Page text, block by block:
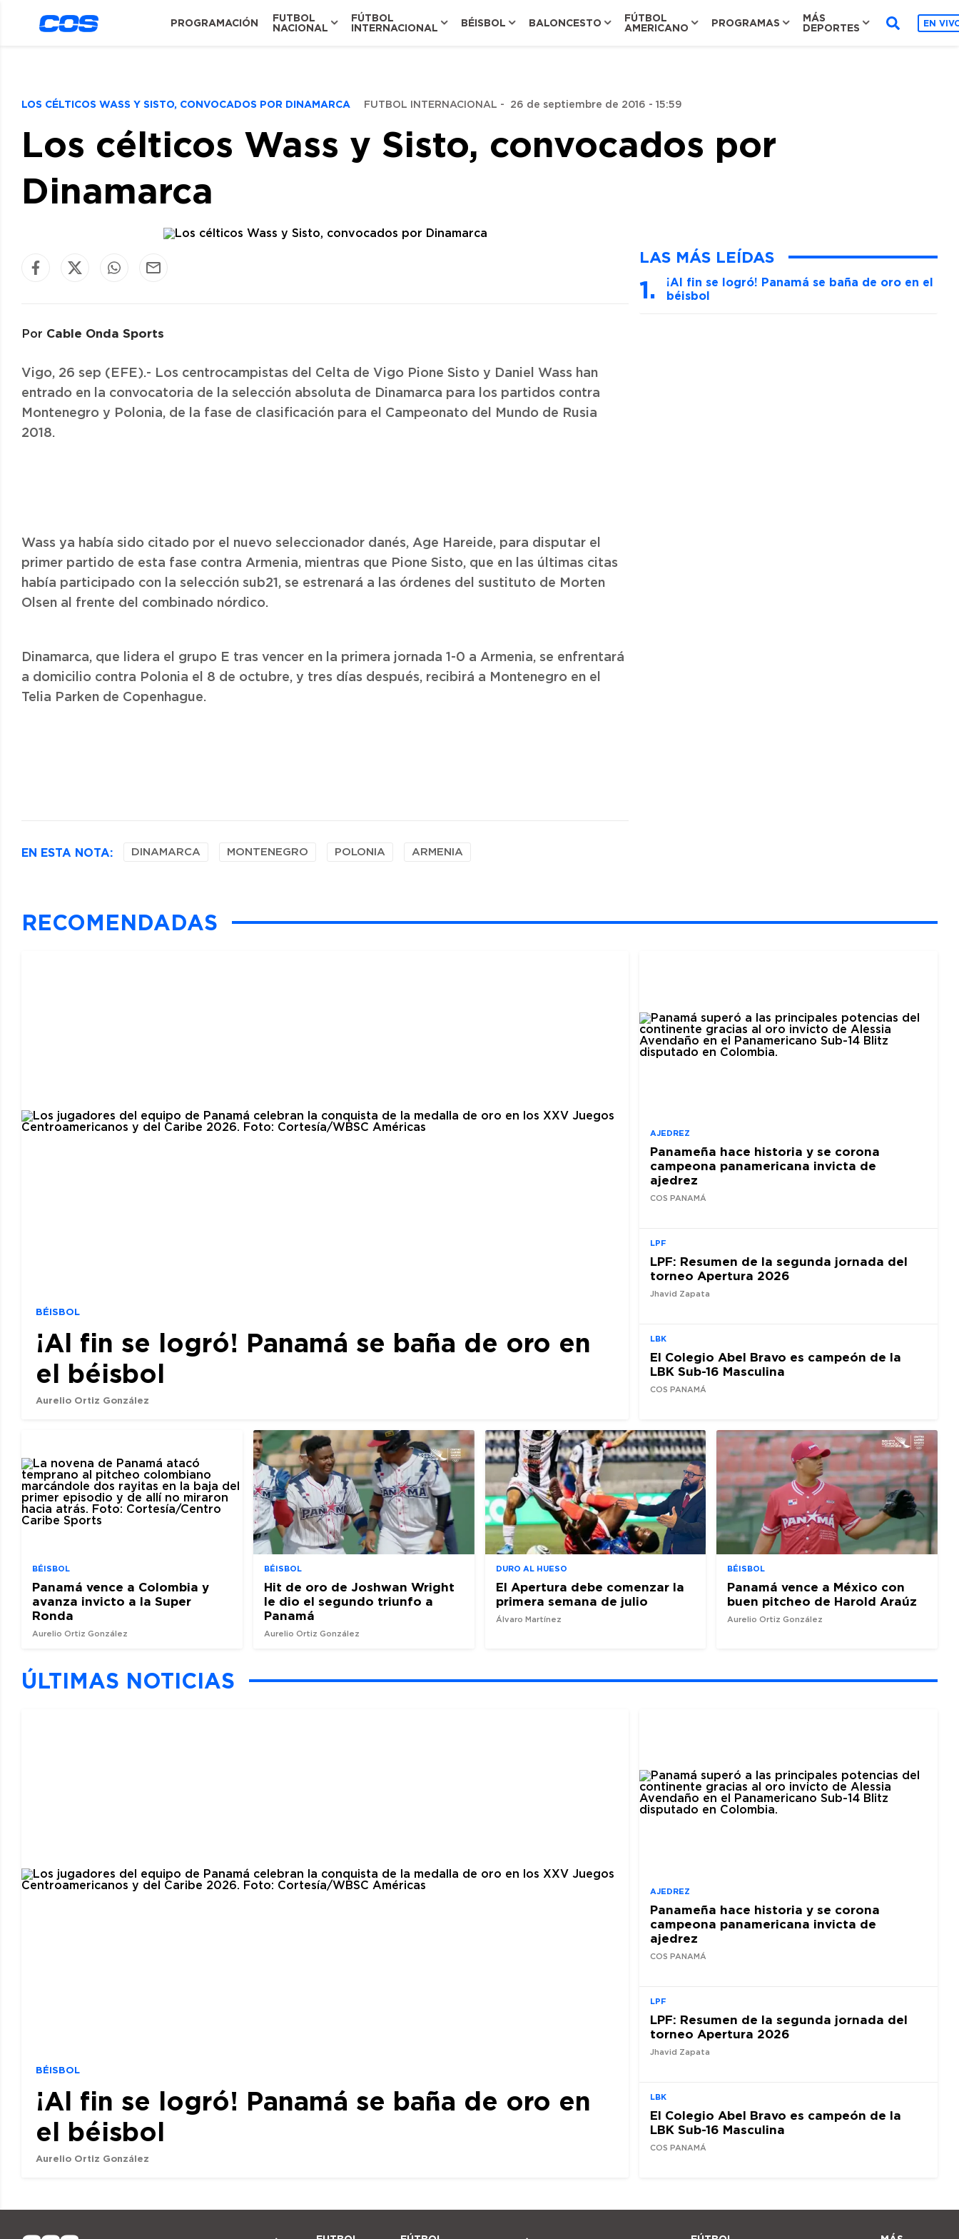
PROGRAMACIÓN
FUTBOL
NACIONAL
FÚTBOL
INTERNACIONAL
BÉISBOL BALONCESTO
FÚTBOL
AMERICANO
PROGRAMAS
MÁS
DEPORTES
EN
LOS CÉLTICOS WASS Y SISTO, CONVOCADOS POR DINAMARCA FUTBOL INTERNACIONAL - 26 de septiembre de 2016 - 15:59
Los célticos Wass y Sisto, convocados por
Dinamarca
Por Cable Onda Sports
Vigo, 26 sep (EFE).- Los centrocampistas del Celta de Vigo Pione Sisto y Daniel Wass han
entrado en la convocatoria de la selección absoluta de Dinamarca para los partidos contra
Montenegro y Polonia, de la fase de clasificación para el Campeonato del Mundo de Rusia
2018.
Wass ya había sido citado por el nuevo seleccionador danés, Age Hareide, para disputar el
primer partido de esta fase contra Armenia, mientras que Pione Sisto, que en las últimas citas
había participado con la selección sub21, se estrenará a las órdenes del sustituto de Morten
Olsen al frente del combinado nórdico.
Dinamarca, que lidera el grupo E tras vencer en la primera jornada 1-0 a Armenia, se enfrentará
a domicilio contra Polonia el 8 de octubre, y tres días después, recibirá a Montenegro en el
Telia Parken de Copenhague.
EN ESTA NOTA: DINAMARCA MONTENEGRO POLONIA ARMENIA
LAS MÁS LEÍDAS
¡Al fin se logró! Panamá se baña de oro en el
béisbol
RECOMENDADAS
BÉISBOL
¡Al fin se logró! Panamá se baña de oro en
el béisbol
Aurelio Ortiz González
AJEDREZ
Panameña hace historia y se corona
campeona panamericana invicta de
ajedrez
COS PANAMÁ
LPF
LPF: Resumen de la segunda jornada del
torneo Apertura 2026
Jhavid Zapata
LBK
El Colegio Abel Bravo es campeón de la
LBK Sub-16 Masculina
COS PANAMÁ
BÉISBOL
Panamá vence a Colombia y
avanza invicto a la Super
Ronda
Aurelio Ortiz González
BÉISBOL
Hit de oro de Joshwan Wright
le dio el segundo triunfo a
Panamá
Aurelio Ortiz González
DURO AL HUESO
El Apertura debe comenzar la
primera semana de julio
Álvaro Martínez
BÉISBOL
Panamá vence a México con
buen pitcheo de Harold Araúz
Aurelio Ortiz González
ÚLTIMAS NOTICIAS
BÉISBOL
¡Al fin se logró! Panamá se baña de oro en
el béisbol
Aurelio Ortiz González
AJEDREZ
Panameña hace historia y se corona
campeona panamericana invicta de
ajedrez
COS PANAMÁ
LPF
LPF: Resumen de la segunda jornada del
torneo Apertura 2026
Jhavid Zapata
LBK
El Colegio Abel Bravo es campeón de la
LBK Sub-16 Masculina
COS PANAMÁ